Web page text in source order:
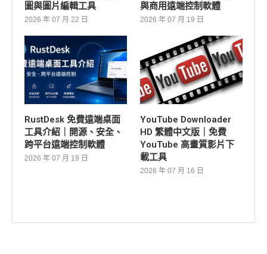
圖與圖片編輯工具
2026 年 07 月 22 日
與商用遠端控制軟體
2026 年 07 月 19 日
RustDesk 免費遠端桌面
工具介紹｜開源、安全、
跨平台遠端控制軟體
2026 年 07 月 19 日
YouTube Downloader
HD 繁體中文版｜免費
YouTube 高畫質影片下
載工具
2026 年 07 月 16 日